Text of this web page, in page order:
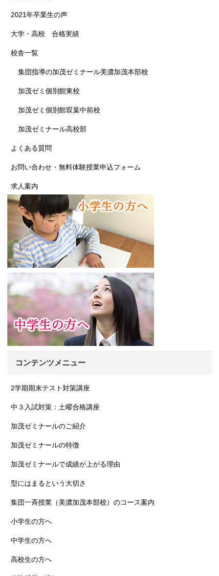
2021年卒業生の声
大学・高校 合格実績
校舎一覧
集団指導の加茂ゼミナール美濃加茂本部校
加茂ゼミ個別館東校
加茂ゼミ個別館双葉中前校
加茂ゼミナール高校部
よくある質問
お問い合わせ・無料体験授業申込フォーム
求人案内
コンテンツメニュー
2学期期末テスト対策講座
中３入試対策：土曜合格講座
加茂ゼミナールのご紹介
加茂ゼミナールの特徴
加茂ゼミナールで成績が上がる理由
型にはまるという大切さ
集団一斉授業（美濃加茂本部校）のコース案内
小学生の方へ
中学生の方へ
高校生の方へ